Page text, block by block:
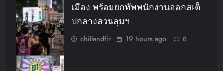
เมือง พร้อมยกทัพพนักงานออกสเต็
ปกลางสวนลุมฯ
chillandfin 19 hours ago 0